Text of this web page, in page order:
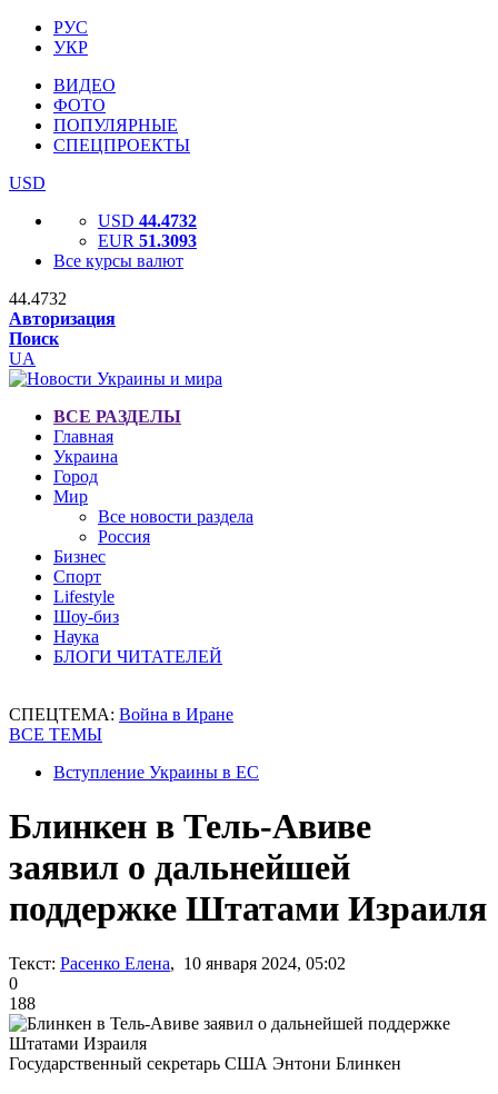
РУС
УКР
ВИДЕО
ФОТО
ПОПУЛЯРНЫЕ
СПЕЦПРОЕКТЫ
USD
USD 44.4732
EUR 51.3093
Все курсы валют
44.4732
Авторизация
Поиск
UA
ВСЕ РАЗДЕЛЫ
Главная
Украина
Город
Мир
Все новости раздела
Россия
Бизнес
Спорт
Lifestyle
Шоу-биз
Наука
БЛОГИ ЧИТАТЕЛЕЙ
СПЕЦТЕМА: Война в Иране
ВСЕ ТЕМЫ
Вступление Украины в ЕС
Блинкен в Тель-Авиве
заявил о дальнейшей
поддержке Штатами Израиля
Текст: Расенко Елена, 10 января 2024, 05:02
0
188
Государственный секретарь США Энтони Блинкен